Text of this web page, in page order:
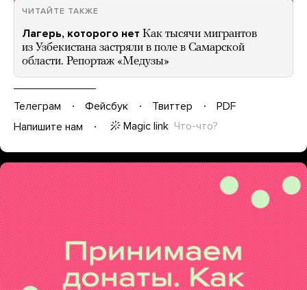
ЧИТАЙТЕ ТАКЖЕ
Лагерь, которого нет Как тысячи мигрантов
из Узбекистана застряли в поле в Самарской
области. Репортаж «Медузы»
Телеграм Фейсбук Твиттер
PDF
Напишите нам
Magic link Что-что?